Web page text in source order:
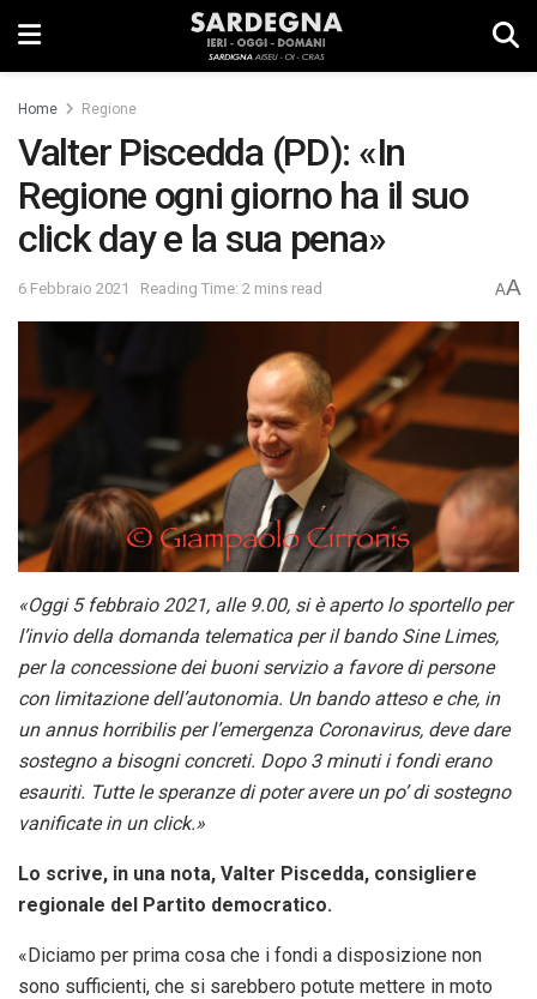
Home Regione
Valter Piscedda (PD): «In
Regione ogni giorno ha il suo
click day e la sua pena»
6 Febbraio 2021 Reading Time: 2 mins read AA
«Oggi 5 febbraio 2021, alle 9.00, si è aperto lo sportello per
l’invio della domanda telematica per il bando Sine Limes,
per la concessione dei buoni servizio a favore di persone
con limitazione dell’autonomia. Un bando atteso e che, in
un annus horribilis per l’emergenza Coronavirus, deve dare
sostegno a bisogni concreti. Dopo 3 minuti i fondi erano
esauriti. Tutte le speranze di poter avere un po’ di sostegno
vanificate in un click.»
Lo scrive, in una nota, Valter Piscedda, consigliere
regionale del Partito democratico.
«Diciamo per prima cosa che i fondi a disposizione non
sono sufficienti, che si sarebbero potute mettere in moto